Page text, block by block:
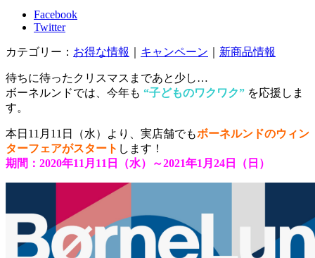
Facebook
Twitter
カテゴリー： お得な情報 キャンペーン 新商品情報
待ちに待ったクリスマスまであと少し…
ボーネルンドでは、今年も “子どものワクワク” を応援しま
す。
本日11月11日（水）より、実店舗でもボーネルンドのウィン
ターフェアがスタート します！
期間：2020年11月11日（水）～2021年1月24日（日）